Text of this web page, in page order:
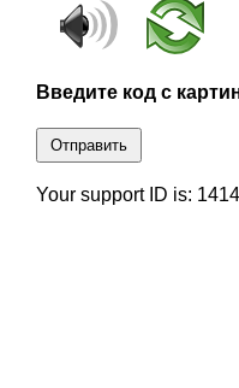
Введите код с
Отправить
Your support ID is: